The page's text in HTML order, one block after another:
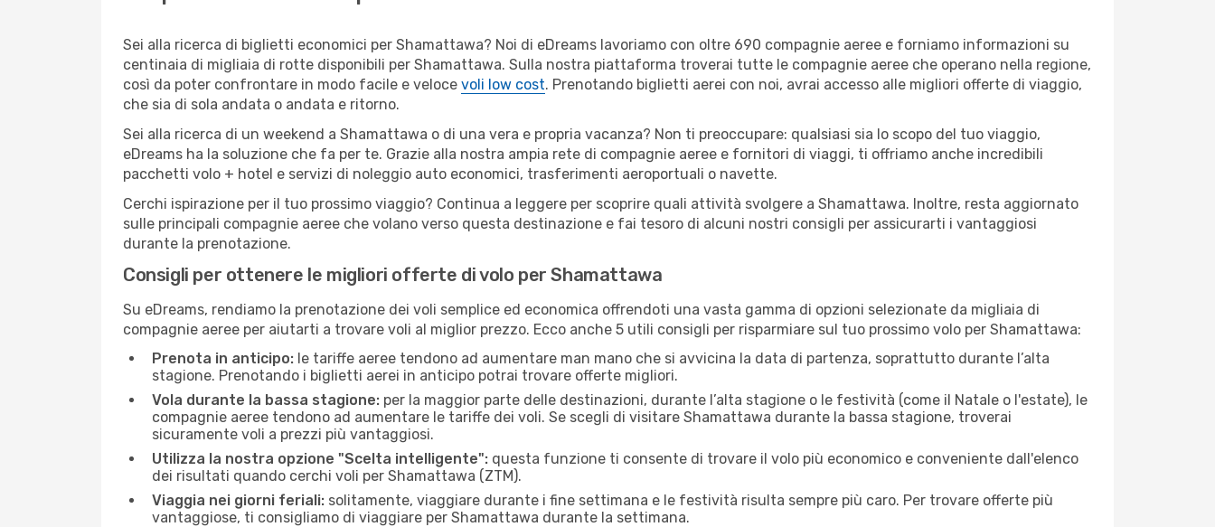
Sei alla ricerca di biglietti economici per Shamattawa? Noi di eDreams lavoriamo con oltre 690 compagnie aeree e forniamo informazioni su
centinaia di migliaia di rotte disponibili per Shamattawa. Sulla nostra piattaforma troverai tutte le compagnie aeree che operano nella regione,
così da poter confrontare in modo facile e veloce voli low cost. Prenotando biglietti aerei con noi, avrai accesso alle migliori offerte di viaggio,
che sia di sola andata o andata e ritorno.
Sei alla ricerca di un weekend a Shamattawa o di una vera e propria vacanza? Non ti preoccupare: qualsiasi sia lo scopo del tuo viaggio,
eDreams ha la soluzione che fa per te. Grazie alla nostra ampia rete di compagnie aeree e fornitori di viaggi, ti offriamo anche incredibili
pacchetti volo + hotel e servizi di noleggio auto economici, trasferimenti aeroportuali o navette.
Cerchi ispirazione per il tuo prossimo viaggio? Continua a leggere per scoprire quali attività svolgere a Shamattawa. Inoltre, resta aggiornato
sulle principali compagnie aeree che volano verso questa destinazione e fai tesoro di alcuni nostri consigli per assicurarti i vantaggiosi
durante la prenotazione.
Consigli per ottenere le migliori offerte di volo per Shamattawa
Su eDreams, rendiamo la prenotazione dei voli semplice ed economica offrendoti una vasta gamma di opzioni selezionate da migliaia di
compagnie aeree per aiutarti a trovare voli al miglior prezzo. Ecco anche 5 utili consigli per risparmiare sul tuo prossimo volo per Shamattawa:
Prenota in anticipo: le tariffe aeree tendono ad aumentare man mano che si avvicina la data di partenza, soprattutto durante l’alta
stagione. Prenotando i biglietti aerei in anticipo potrai trovare offerte migliori.
Vola durante la bassa stagione: per la maggior parte delle destinazioni, durante l’alta stagione o le festività (come il Natale o l'estate), le
compagnie aeree tendono ad aumentare le tariffe dei voli. Se scegli di visitare Shamattawa durante la bassa stagione, troverai
sicuramente voli a prezzi più vantaggiosi.
Utilizza la nostra opzione "Scelta intelligente": questa funzione ti consente di trovare il volo più economico e conveniente dall'elenco
dei risultati quando cerchi voli per Shamattawa (ZTM).
Viaggia nei giorni feriali: solitamente, viaggiare durante i fine settimana e le festività risulta sempre più caro. Per trovare offerte più
vantaggiose, ti consigliamo di viaggiare per Shamattawa durante la settimana.